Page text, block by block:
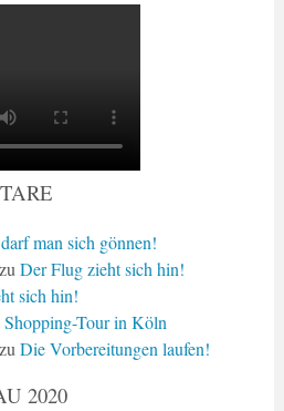
man sich gönnen!
zu Der Flug zieht sich hin!
sich hin!
Shopping-Tour in Köln
zu Die Vorbereitungen laufen!
2020